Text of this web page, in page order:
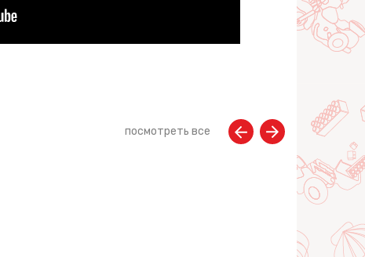
посмотреть все